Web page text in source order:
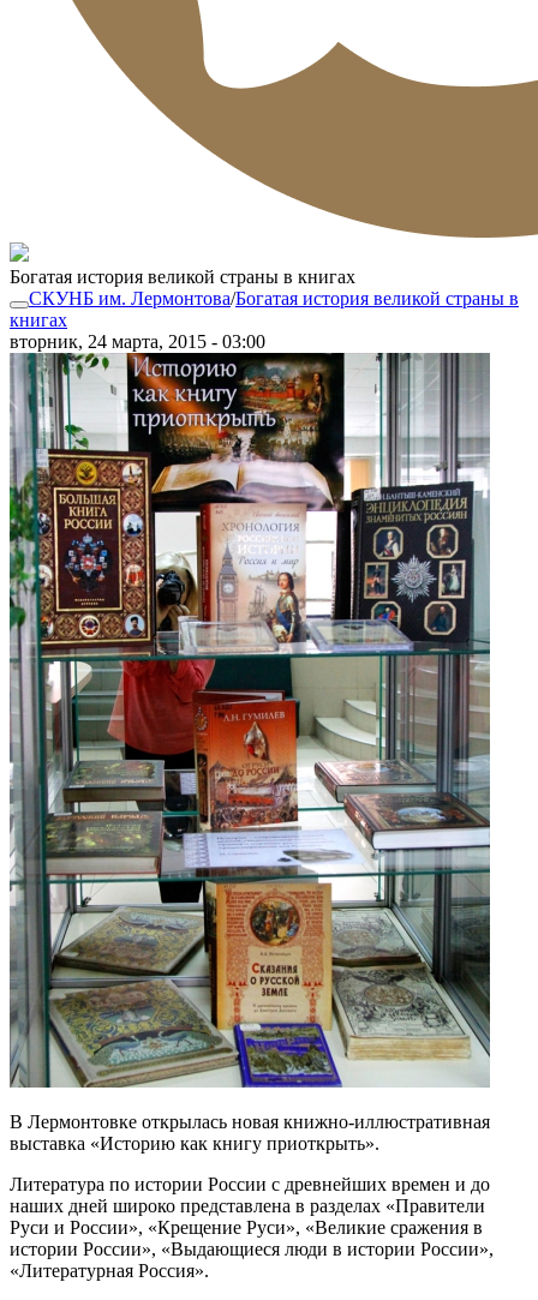
Богатая история великой страны в книгах
СКУНБ им. Лермонтова/Богатая история великой страны в
книгах
вторник, 24 марта, 2015 - 03:00
В Лермонтовке открылась новая книжно-иллюстративная
выставка «Историю как книгу приоткрыть».
Литература по истории России с древнейших времен и до
наших дней широко представлена в разделах «Правители
Руси и России», «Крещение Руси», «Великие сражения в
истории России», «Выдающиеся люди в истории России»,
«Литературная Россия».